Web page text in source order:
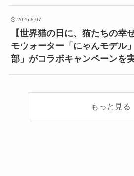
2026.8.07
【世界猫の日に、猫たちの幸
モウォーター「にゃんモデル
部」がコラボキャンペーンを
もっと見る